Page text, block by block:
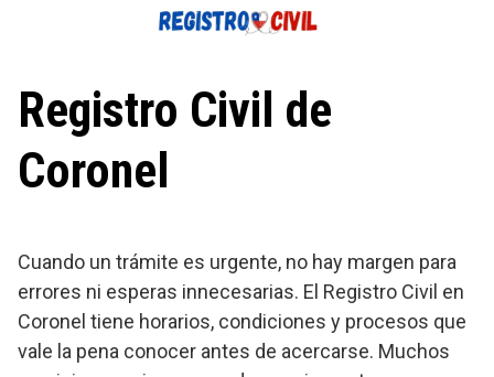
Registro Civil de
Coronel
Cuando un trámite es urgente, no hay margen para
errores ni esperas innecesarias. El Registro Civil en
Coronel tiene horarios, condiciones y procesos que
vale la pena conocer antes de acercarse. Muchos